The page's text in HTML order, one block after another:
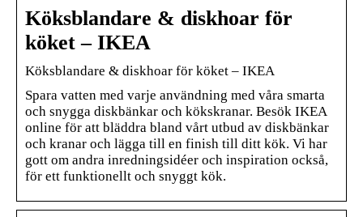
Köksblandare & diskhoar för
köket – IKEA
Köksblandare & diskhoar för köket – IKEA
Spara vatten med varje användning med våra smarta
och snygga diskbänkar och kökskranar. Besök IKEA
online för att bläddra bland vårt utbud av diskbänkar
och kranar och lägga till en finish till ditt kök. Vi har
gott om andra inredningsidéer och inspiration också,
för ett funktionellt och snyggt kök.